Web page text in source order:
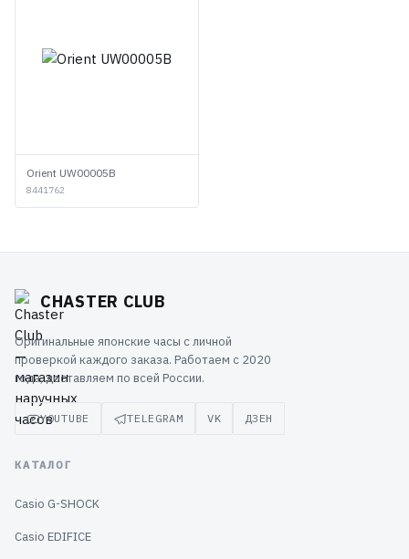
Orient UW00005B
8441762
CHASTER CLUB
Оригинальные японские часы с личной
проверкой каждого заказа. Работаем с 2020
года, доставляем по всей России.
YOUTUBE TELEGRAM VK ДЗЕН
КАТАЛОГ
Casio G-SHOCK
Casio EDIFICE